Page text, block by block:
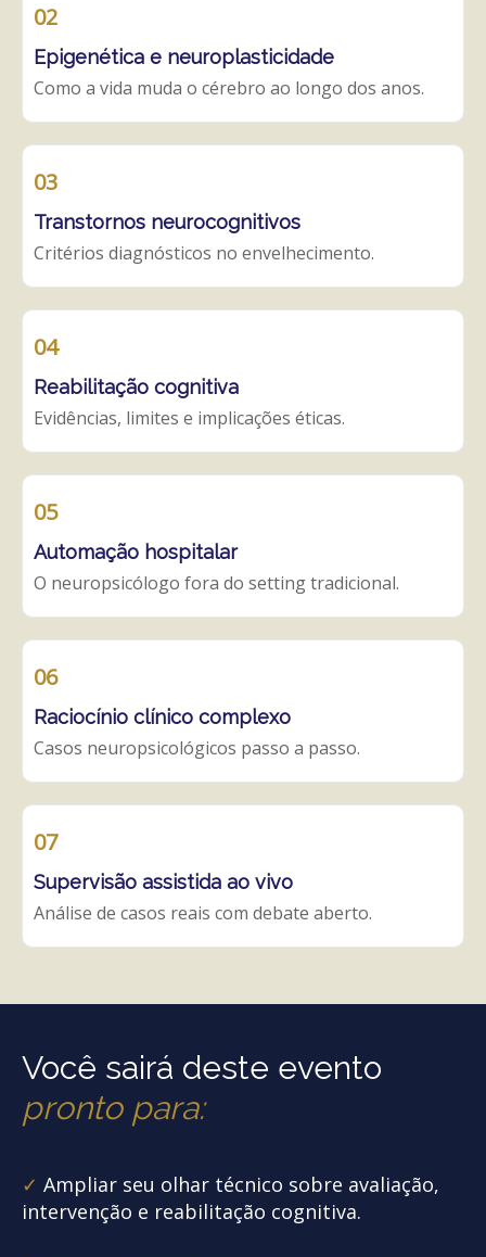
02
Epigenética e neuroplasticidade
Como a vida muda o cérebro ao longo dos anos.
03
Transtornos neurocognitivos
Critérios diagnósticos no envelhecimento.
04
Reabilitação cognitiva
Evidências, limites e implicações éticas.
05
Automação hospitalar
O neuropsicólogo fora do setting tradicional.
06
Raciocínio clínico complexo
Casos neuropsicológicos passo a passo.
07
Supervisão assistida ao vivo
Análise de casos reais com debate aberto.
Você sairá deste evento
pronto para:
✓ Ampliar seu olhar técnico sobre avaliação,
intervenção e reabilitação cognitiva.